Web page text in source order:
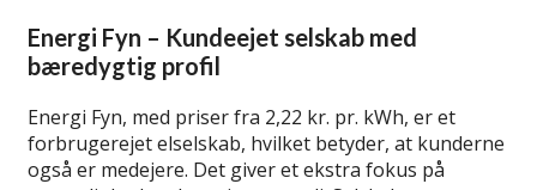
Energi Fyn – Kundeejet selskab med
bæredygtig profil
Energi Fyn, med priser fra 2,22 kr. pr. kWh, er et
forbrugerejet elselskab, hvilket betyder, at kunderne
også er medejere. Det giver et ekstra fokus på